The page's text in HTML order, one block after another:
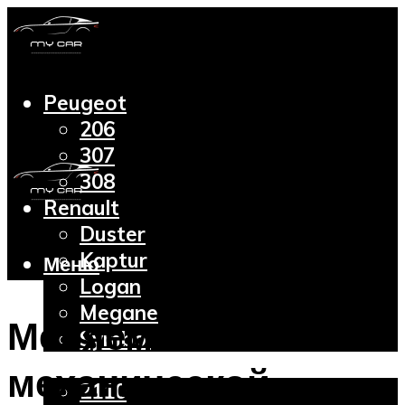
Peugeot
206
307
308
Renault
Duster
Kaptur
Logan
Megane
Symbol
2110
Меню
Меняем масло в
механической